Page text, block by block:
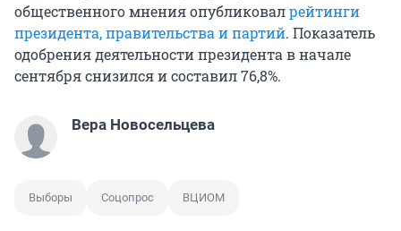
общественного мнения опубликовалрейтинги
президента, правительства и партий. Показатель
одобрения деятельности президента в начале
сентября снизился и составил 76,8%.
Вера Новосельцева
Выборы Соцопрос ВЦИОМ